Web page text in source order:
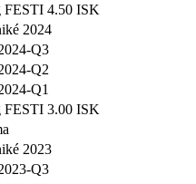
FESTI 4.50 ISK
2024
Q3
Q2
Q1
FESTI 3.00 ISK
2023
Q3